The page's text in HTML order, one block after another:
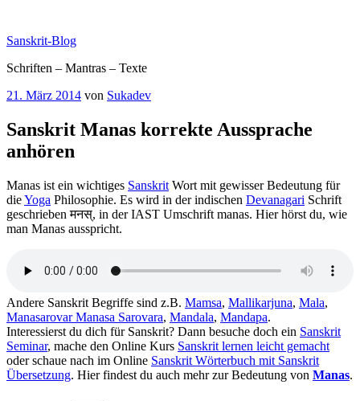
springen
Sanskrit-Blog
Schriften – Mantras – Texte
Veröffentlicht
21. März 2014 von Sukadev
Sanskrit Manas korrekte Aussprache
anhören
Manas ist ein wichtiges Sanskrit Wort mit gewisser Bedeutung für
dieYoga Philosophie. Es wird in der indischen Devanagari Schrift
geschrieben मनस्, in der IAST Umschrift manas. Hier hörst du, wie
man Manas ausspricht.
Andere Sanskrit Begriffe sind z.B. Mamsa, Mallikarjuna, Mala,
Manasarovar Manasa Sarovara, Mandala, Mandapa.
Interessierst du dich für Sanskrit? Dann besuche doch ein Sanskrit
Seminar, mache den Online Kurs Sanskrit lernen leicht gemacht
oder schaue nach im Online Sanskrit Wörterbuch mit Sanskrit
Übersetzung. Hier findest du auch mehr zur Bedeutung von Manas.